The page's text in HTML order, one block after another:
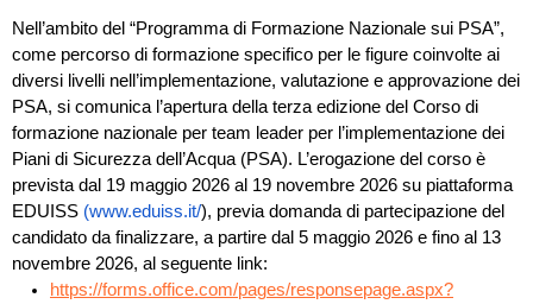
Nell’ambito del “Programma di Formazione Nazionale sui PSA”,
come percorso di formazione specifico per le figure coinvolte ai
diversi livelli nell’implementazione, valutazione e approvazione dei
PSA, si comunica l’apertura della terza edizione del Corso di
formazione nazionale per team leader per l’implementazione dei
Piani di Sicurezza dell’Acqua (PSA). L’erogazione del corso è
prevista dal 19 maggio 2026 al 19 novembre 2026 su piattaforma
EDUISS (www.eduiss.it/), previa domanda di partecipazione del
candidato da finalizzare, a partire dal 5 maggio 2026 e fino al 13
novembre 2026, al seguente link:
https://forms.office.com/pages/responsepage.aspx?